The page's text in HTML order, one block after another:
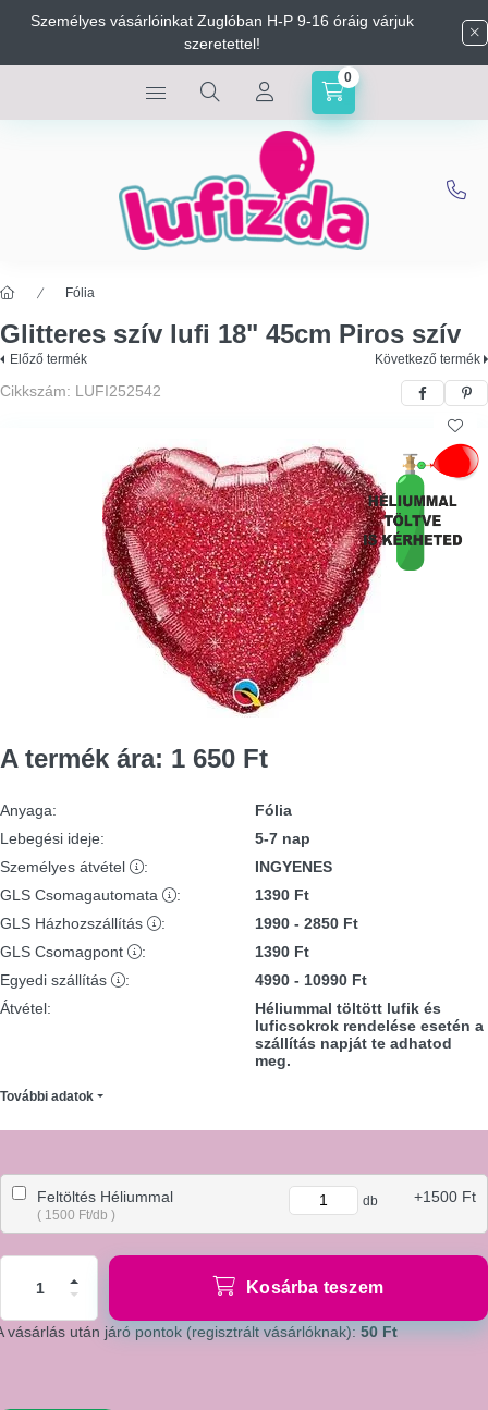
Személyes vásárlóinkat Zuglóban H-P 9-16 óráig várjuk
szeretettel!
0
Fólia
Glitteres szív lufi 18" 45cm Piros szív
Előző termék Következő termék
Cikkszám: LUFI252542
A termék ára: 1 650 Ft
Anyaga:
Fólia
Lebegési ideje:
5-7 nap
Személyes átvétel
:
INGYENES
GLS Csomagautomata
:
1390 Ft
GLS Házhozszállítás
:
1990 - 2850 Ft
GLS Csomagpont
:
1390 Ft
Egyedi szállítás
:
4990 - 10990 Ft
Átvétel:
Héliummal töltött lufik és
luficsokrok rendelése esetén a
szállítás napját te adhatod
meg.
További adatok
Feltöltés Héliummal
( 1500 Ft/db )
db +1500 Ft
Kosárba teszem
vásárlás után járó pontok (regisztrált vásárlóknak): 50 Ft